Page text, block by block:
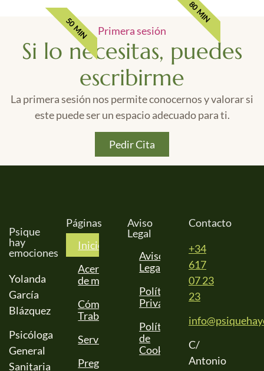
50 MIN
80 MIN
Primera sesión
Si lo necesitas, puedes
escribirme
La primera sesión nos permite conocernos y valorar si
este puede ser un espacio adecuado para ti.
Pedir Cita
Psique
hay
emociones
Yolanda
García
Blázquez
Psicóloga
General
Sanitaria
Páginas
Inicio
Acerca
de mí
Cómo
Trabajo
Servicios
Preguntas
Aviso
Legal
Aviso
Legal
Política de
Privacidad
Política
de
Cookies
Contacto
+34
617
07 23
23
C/
Antonio